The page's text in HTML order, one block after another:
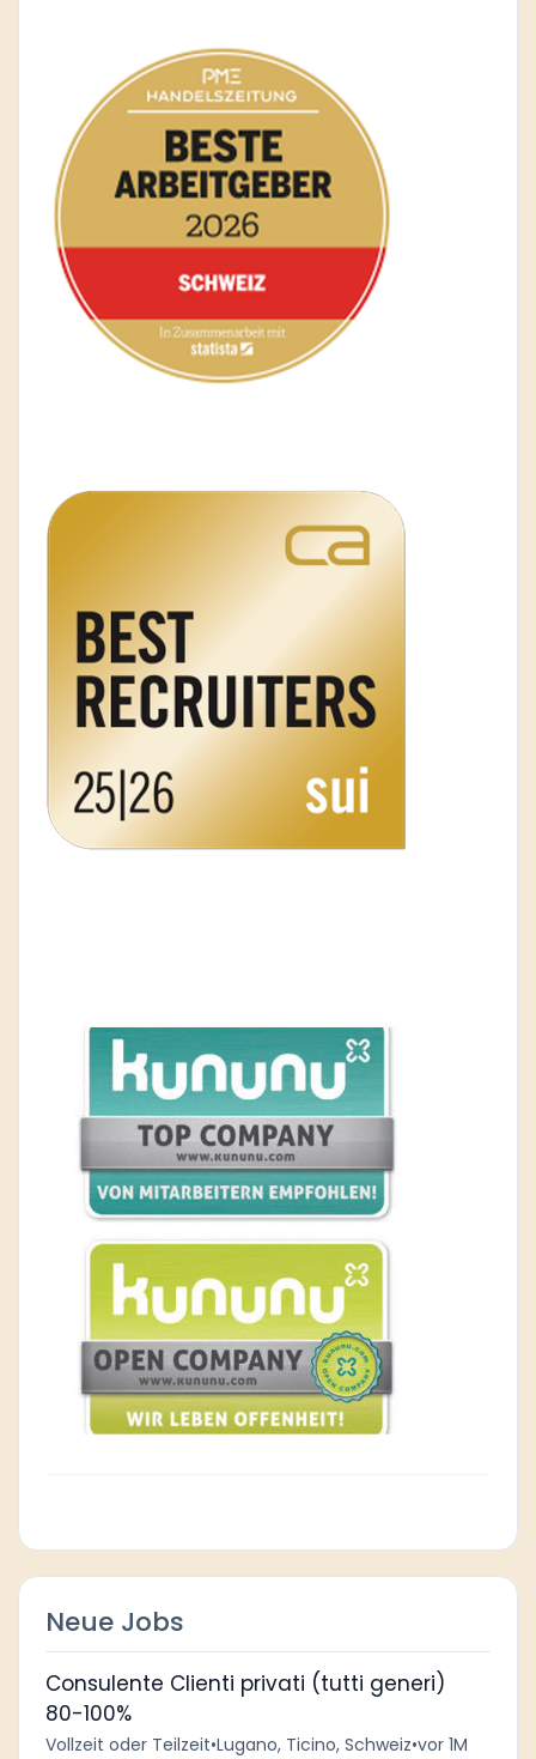
Neue Jobs
Consulente Clienti privati (tutti generi)
80-100%
Vollzeit oder Teilzeit•Lugano, Ticino, Schweiz•vor 1M